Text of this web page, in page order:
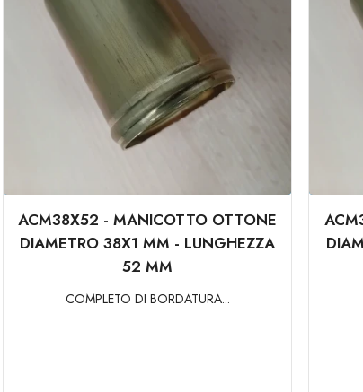
ACM38X52 - MANICOTTO OTTONE
DIAMETRO 38X1 MM - LUNGHEZZA
52 MM
COMPLETO DI BORDATURA...